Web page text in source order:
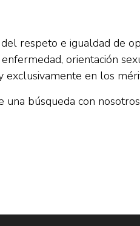
respeto e igualdad de
orientación
en los
una búsqueda con